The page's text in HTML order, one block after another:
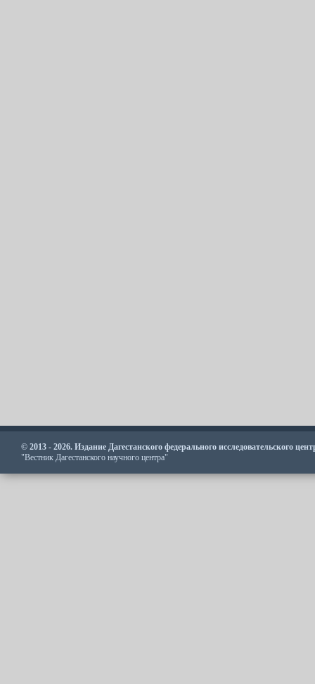
© 2013 - 2026. Издание Дагестанского федерального исследовательского
"Вестник Дагестанского научного центра"